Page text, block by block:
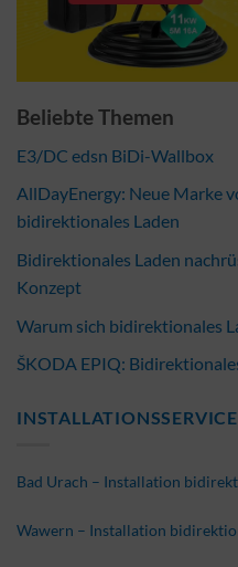
Beliebte Themen
E3/DC edsn BiDi-Wallbox
AllDayEnergy: Neue Marke
bidirektionales Laden
Bidirektionales Laden
Konzept
Warum sich bidirektionales
ŠKODA EPIQ:
INSTALLATIONSSERVICE
Bad Urach – Installation
Wawern – Installation